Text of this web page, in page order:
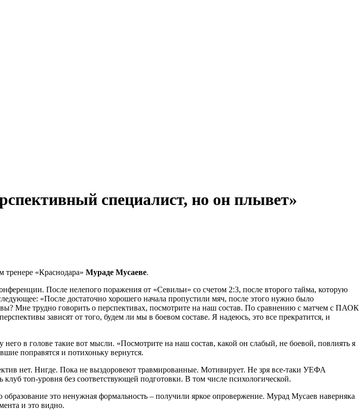
специалист, но он плывет»
тренере «Краснодара» Мураде Мусаеве.
. После нелепого поражения от «Севильи» со счетом 2:3, после второго тайма, которую
«После достаточно хорошего начала пропустили мяч, после этого нужно было
Мне трудно говорить о перспективах, посмотрите на наш состав. По сравнению с матчем с ПАОК
зависят от того, будем ли мы в боевом составе. Я надеюсь, это все прекратится, и
него в голове такие вот мысли. «Посмотрите на наш состав, какой он слабый, не боевой, повлиять я
поправятся и потихоньку вернутся.
нет. Нигде. Пока не выздоровеют травмированные. Мотивирует. Не зря все-таки УЕФА
клуб топ-уровня без соответствующей подготовки. В том числе психологической.
это ненужная формальность – получили яркое опровержение. Мурад Мусаев наверняка
и это видно.